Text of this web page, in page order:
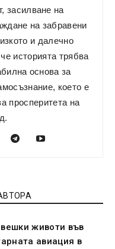
засилване на
на забравени
и далечно
историята трябва
основа за
което е
просперитета на
животи във
авиация в